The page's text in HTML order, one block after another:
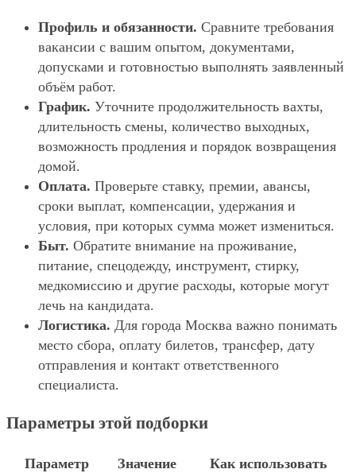
Профиль и обязанности. Сравните требования
вакансии с вашим опытом, документами,
допусками и готовностью выполнять заявленный
объём работ.
График. Уточните продолжительность вахты,
длительность смены, количество выходных,
возможность продления и порядок возвращения
домой.
Оплата. Проверьте ставку, премии, авансы,
сроки выплат, компенсации, удержания и
условия, при которых сумма может измениться.
Быт. Обратите внимание на проживание,
питание, спецодежду, инструмент, стирку,
медкомиссию и другие расходы, которые могут
лечь на кандидата.
Логистика. Для города Москва важно понимать
место сбора, оплату билетов, трансфер, дату
отправления и контакт ответственного
специалиста.
Параметры этой подборки
Параметр Значение Как использовать